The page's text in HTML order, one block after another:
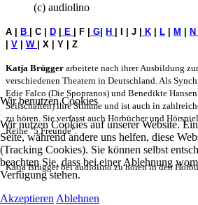
(c) audiolino
A | B | C | D E | F | G H | I | J | K L M N
V W | X | Y | Z
Katja Brügger arbeitete nach ihrer Ausbildung
verschiedenen Theatern in Deutschland. Als
Edie Falco (Die Spopranos) und Benedikte
Seilschaften) ihre Stimme und ist auch in
zu hören. Sie verfasst auch Hörbücher und
Reihe "5 Freunde".
Katja Brügger bei audiolino zu hören in den
Wir benutzen Cookies
Wir nutzen Cookies auf unserer Website.
Seite, während andere uns helfen, diese
(Tracking Cookies). Sie können selbst
beachten Sie, dass bei einer Ablehnung
Verfügung stehen.
Akzeptieren Ablehnen